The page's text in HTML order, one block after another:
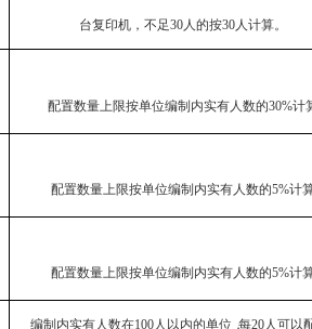
台复印机，不足30人的按30人计算。
配置数量上限按单位编制内实有人数的30%计
配置数量上限按单位编制内实有人数的5%计
配置数量上限按单位编制内实有人数的5%计
编制内实有人数在100人以内的单位 ，每20人可以